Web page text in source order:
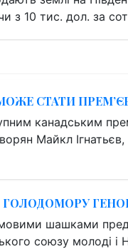
з 10 тис. дол. за
СТАТИ
канадським
Майкл Ігнатьєв,
ГОЛОДОМОРУ
шашками
союзу молоді і